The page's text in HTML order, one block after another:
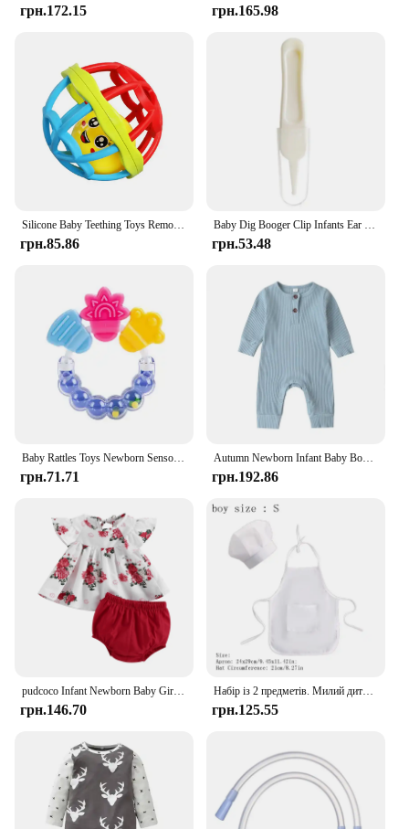
грн.172.15 грн.165.98
Silicone Baby Teething Toys Remote Control Chew Teether for Babies Baby Toys 0 12 Months Newborn Infant Sensory Development Toys
грн.85.86
Baby Dig Booger Clip Infants Ear Nose Navel Clean Tools Kids Safety Tweezers Cleaning Forceps Toddler Nasal Cavity Care Supplies
грн.53.48
Baby Rattles Toys Newborn Sensory Teether Baby Development Games Educational Infant Toys For Babies Baby Toys 0 6 12 Months
грн.71.71
Autumn Newborn Infant Baby Boys Girls Romper Playsuit Overalls Cotton Long Sleeve Baby Jumpsuit Newborn Clothes
грн.192.86
pudcoco Infant Newborn Baby Girls Summer Outfit 2Pcs Sets Short Sleeve O Neck Floral Tops + Solid Color PP Shorts 0-2T
грн.146.70
Набір із 2 предметів. Милий дитячий фартух шеф-кухаря та капелюшок. Дитячий білий костюм кухаря. Реквізит для фотографій. Фартух для новонароджених.
грн.125.55